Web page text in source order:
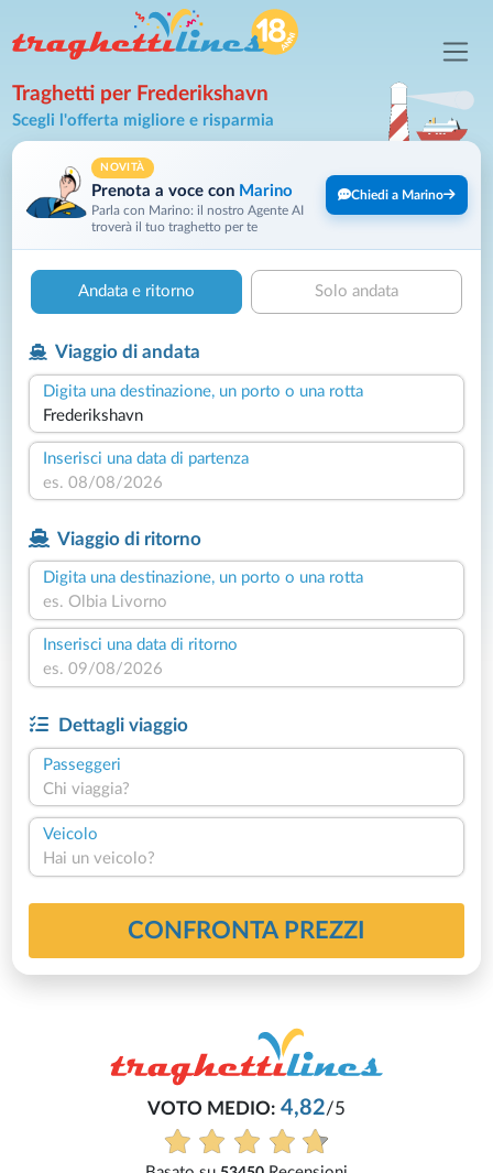
Traghetti per Frederikshavn
Scegli l'offerta migliore e risparmia
NOVITÀ
Prenota a voce con Marino
Parla con Marino: il nostro Agente AI
troverà il tuo traghetto per te
Chiedi a Marino
Andata e ritorno Solo andata
Viaggio di andata
Digita una destinazione, un porto o una rotta
Inserisci una data di partenza
Viaggio di ritorno
Digita una destinazione, un porto o una rotta
Inserisci una data di ritorno
Dettagli viaggio
Passeggeri
Chi viaggia?
Veicolo
Hai un veicolo?
CONFRONTA PREZZI